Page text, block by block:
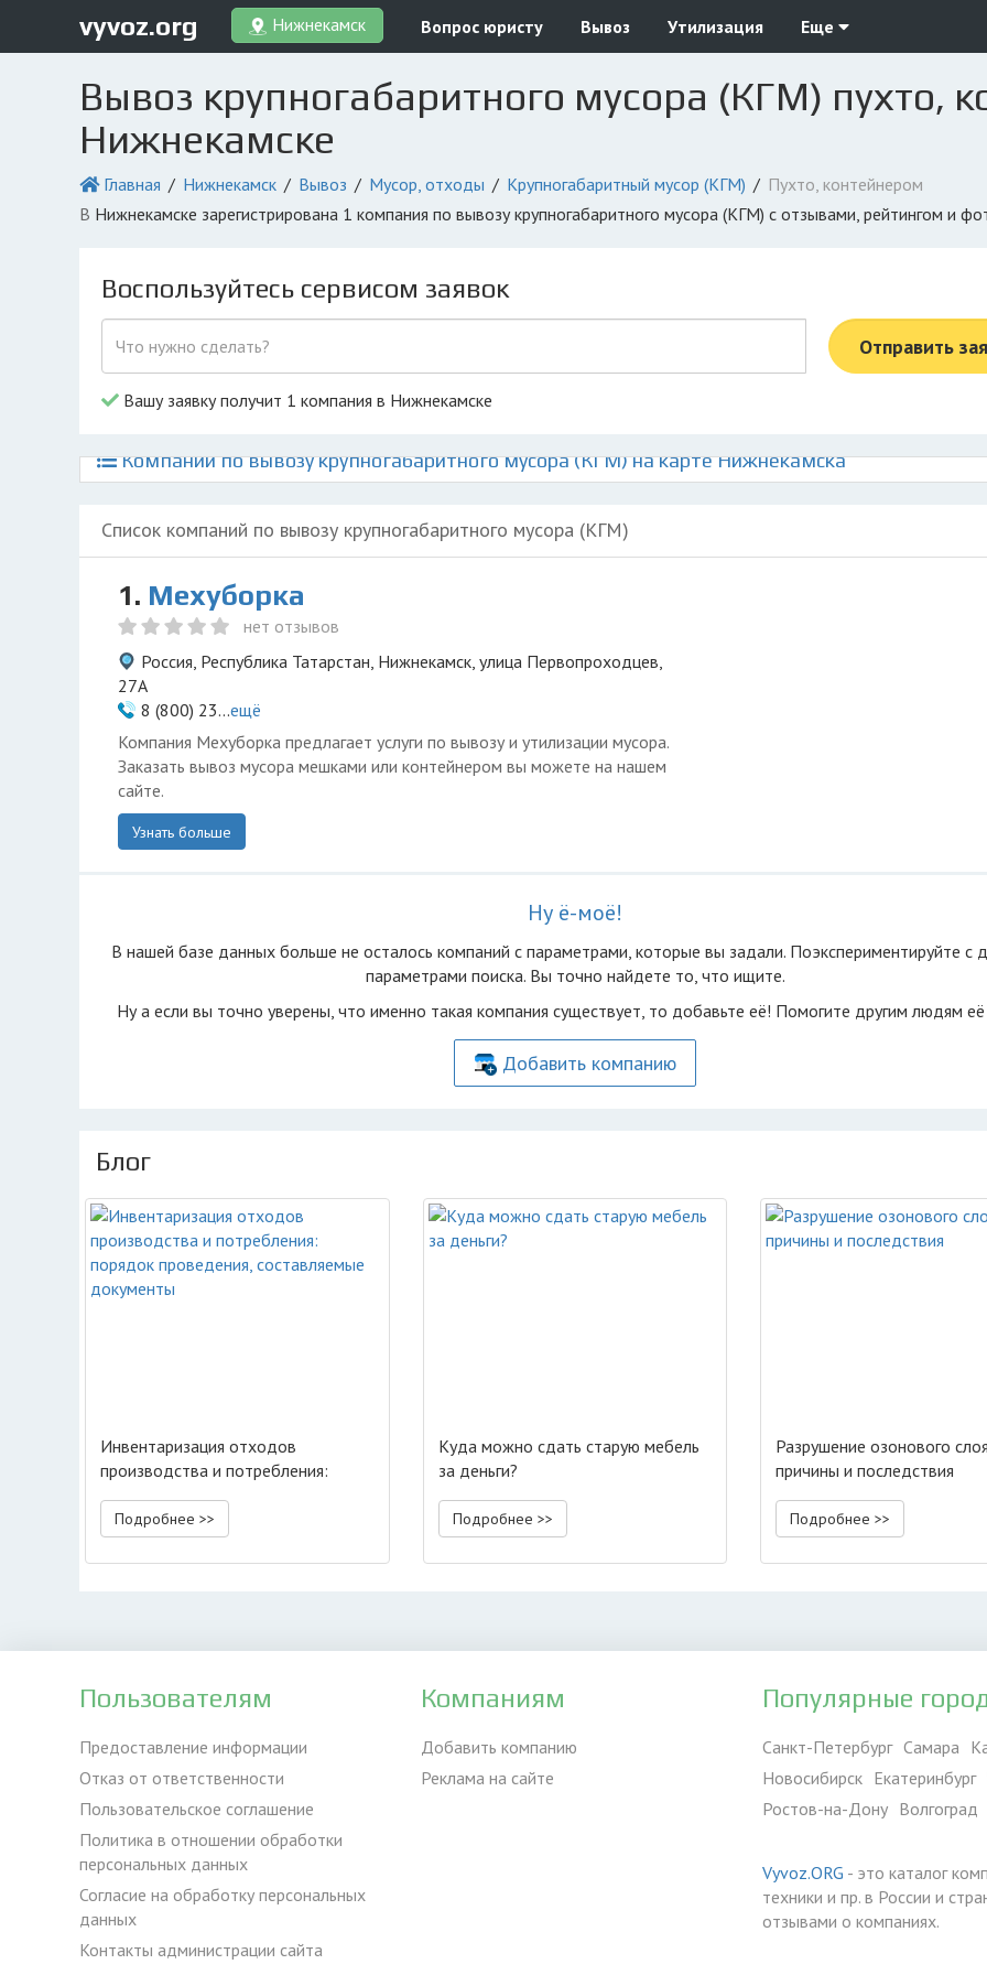
vyvoz.org Нижнекамск Вопрос юристу Вывоз Утилизация Еще
Вывоз крупногабаритного мусора (КГМ) пухто,
Нижнекамске
Главная Нижнекамск Вывоз Мусор, отходы Крупногабаритный мусор (КГМ)
Пухто, контейнером
в Нижнекамске зарегистрирована 1 компания по вывозу крупногабаритного мусора (КГМ) с отзывами, рейтингом и
Воспользуйтесь сервисом заявок
Отправить
Вашу заявку получит 1 компания в Нижнекамске
Компании по вывозу крупногабаритного мусора (КГМ) на карте Нижнекамска
Список компаний по вывозу крупногабаритного мусора (КГМ)
1. Мехуборка
нет отзывов
Россия, Республика Татарстан, Нижнекамск, улица Первопроходцев,
27А
8 (800) 23...ещё
Компания Мехуборка предлагает услуги по вывозу и утилизации мусора.
Заказать вывоз мусора мешками или контейнером вы можете на нашем
сайте.
Узнать больше
Ну ё-моё!
В нашей базе данных больше не осталоcь компаний с параметрами, которые вы задали. Поэкспериментируйте с
параметрами поиска. Вы точно найдете то, что ищите.
Ну а если вы точно уверены, что именно такая компания существует, то добавьте её! Помогите другим людям
Добавить компанию
Блог
Инвентаризация отходов
производства и потребления:
порядок проведения,
составляемые документы
Подробнее >>
Куда можно сдать старую мебель
за деньги?
Подробнее >>
Разрушение озонового
причины и последствия
Подробнее >>
Пользователям
Предоставление информации
Отказ от ответственности
Пользовательское соглашение
Политика в отношении обработки
персональных данных
Согласие на обработку персональных
данных
Контакты администрации сайта
Компаниям
Добавить компанию
Реклама на сайте
Популярные
Санкт-Петербург Самара
Новосибирск Екатеринбург
Ростов-на-Дону Волгоград
Vyvoz.ORG - это каталог
техники и пр. в России и
отзывами о компаниях.